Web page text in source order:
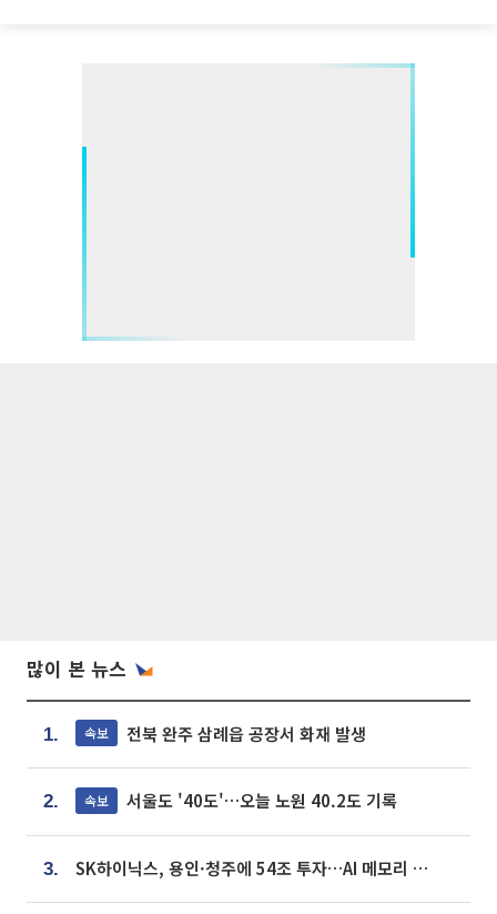
많이 본 뉴스
1. 속보 전북 완주 삼례읍 공장서 화재 발생
2. 속보 서울도 '40도'…오늘 노원 40.2도 기록
3. SK하이닉스, 용인·청주에 54조 투자…AI 메모리 생산기지 키운다